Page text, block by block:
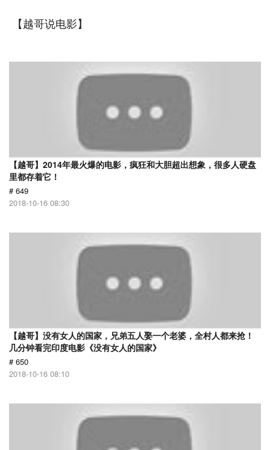
【越哥说电影】
【越哥】2014年最火爆的电影，疯狂和大胆超出想象，很多人硬盘
里都存着它！
# 649
2018-10-16 08:30
【越哥】没有女人的国家，兄弟五人娶一个老婆，全村人都来抢！
几分钟看完印度电影《没有女人的国家》
# 650
2018-10-16 08:10